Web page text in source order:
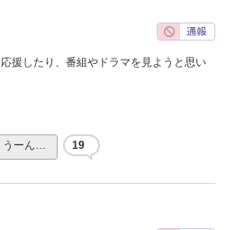
援したり、番組やドラマを見ようと思い
うーん… 19